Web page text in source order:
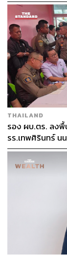
THAILAND
รอง ผบ.ตร. ลงพื้
รร.เทพศิรินทร์ น